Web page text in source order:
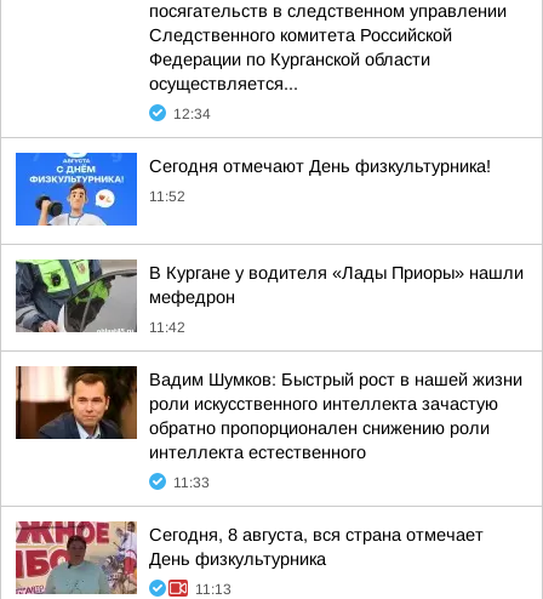
посягательств в следственном управлении
Следственного комитета Российской
Федерации по Курганской области
осуществляется...
12:34
Сегодня отмечают День физкультурника!
11:52
В Кургане у водителя «Лады Приоры» нашли
мефедрон
11:42
Вадим Шумков: Быстрый рост в нашей жизни
роли искусственного интеллекта зачастую
обратно пропорционален снижению роли
интеллекта естественного
11:33
Сегодня, 8 августа, вся страна отмечает
День физкультурника
11:13